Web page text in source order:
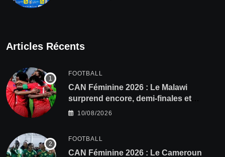
Articles Récents
FOOTBALL
CAN Féminine 2026 : Le Malawi
surprend encore, demi-finales et
Mondial pour les Scorchers !
10/08/2026
FOOTBALL
CAN Féminine 2026 : Le Cameroun